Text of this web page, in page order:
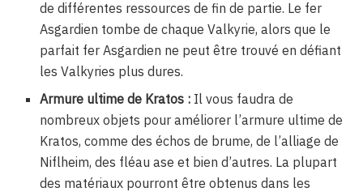
de différentes ressources de fin de partie. Le fer
Asgardien tombe de chaque Valkyrie, alors que le
parfait fer Asgardien ne peut être trouvé en défiant
les Valkyries plus dures.
Armure ultime de Kratos : Il vous faudra de
nombreux objets pour améliorer l’armure ultime de
Kratos, comme des échos de brume, de l’alliage de
Niflheim, des fléau ase et bien d’autres. La plupart
des matériaux pourront être obtenus dans les